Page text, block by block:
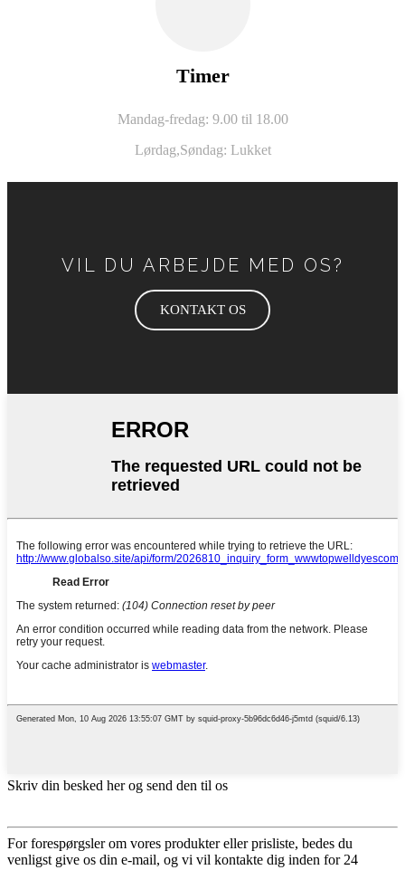
Timer
Mandag-fredag: 9.00 til 18.00
Lørdag,Søndag: Lukket
VIL DU ARBEJDE MED OS?
KONTAKT OS
Skriv din besked her og send den til os
For forespørgsler om vores produkter eller prisliste, bedes du
venligst give os din e-mail, og vi vil kontakte dig inden for 24